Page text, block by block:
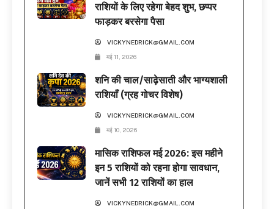
राशियों के लिए रहेगा बेहद शुभ, छप्पर
फाड़कर बरसेगा पैसा
VICKYNEDRICK@GMAIL.COM
मई 11, 2026
शनि की चाल/साढ़ेसाती और भाग्यशाली
राशियाँ (ग्रह गोचर विशेष)
VICKYNEDRICK@GMAIL.COM
मई 10, 2026
मासिक राशिफल मई 2026: इस महीने
इन 5 राशियों को रहना होगा सावधान,
जानें सभी 12 राशियों का हाल
VICKYNEDRICK@GMAIL.COM